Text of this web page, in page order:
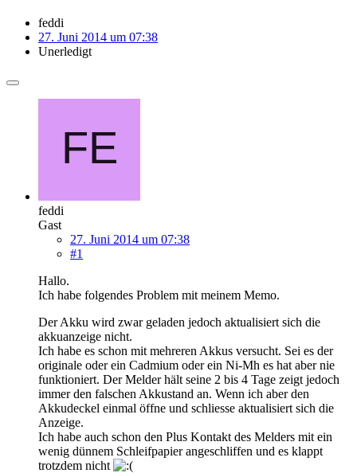
feddi
27. Juni 2014 um 07:38
Unerledigt
feddi
Gast
27. Juni 2014 um 07:38
#1
Hallo.
Ich habe folgendes Problem mit meinem Memo.
Der Akku wird zwar geladen jedoch aktualisiert sich die
akkuanzeige nicht.
Ich habe es schon mit mehreren Akkus versucht. Sei es der
originale oder ein Cadmium oder ein Ni-Mh es hat aber nie
funktioniert. Der Melder hält seine 2 bis 4 Tage zeigt jedoch
immer den falschen Akkustand an. Wenn ich aber den
Akkudeckel einmal öffne und schliesse aktualisiert sich die
Anzeige.
Ich habe auch schon den Plus Kontakt des Melders mit ein
wenig dünnem Schleifpapier angeschliffen und es klappt
trotzdem nicht